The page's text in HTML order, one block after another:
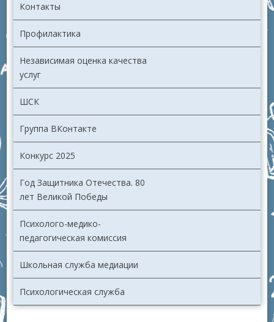
Контакты
Профилактика
Независимая оценка качества
услуг
ШСК
Группа ВКонтакте
Конкурс 2025
Год Защитника Отечества. 80
лет Великой Победы
Психолого-медико-
педагогическая комиссия
Школьная служба медиации
Психологическая служба